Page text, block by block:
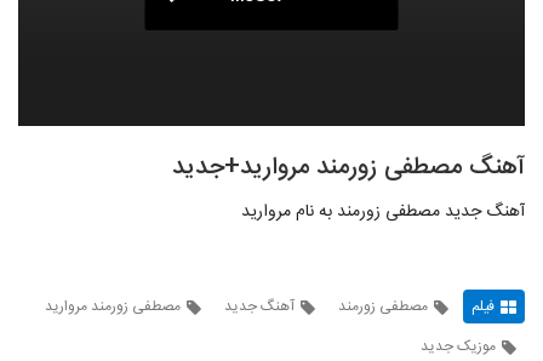
آهنگ مصطفی زورمند مروارید+جدید
آهنگ جدید مصطفی زورمند به نام مروارید
فیلم مصطفی زورمند آهنگ جدید
مصطفی زورمند مروارید
موزیک جدید